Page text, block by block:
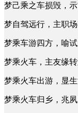
梦己乘之车损毁，
梦自驾远行，主职
梦乘车游四方，喻
梦乘火车，主友缘
梦乘火车出游，显
梦乘火车归乡，兆